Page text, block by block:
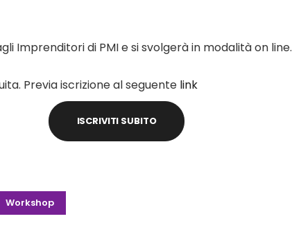
Imprenditori di PMI e si svolgerà in modalità on line.
Previa iscrizione al seguente link
ISCRIVITI SUBITO
Workshop